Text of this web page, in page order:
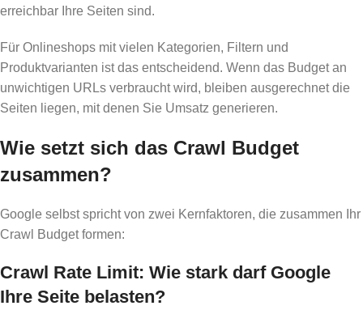
erreichbar Ihre Seiten sind.
Für Onlineshops mit vielen Kategorien, Filtern und
Produktvarianten ist das entscheidend. Wenn das Budget an
unwichtigen URLs verbraucht wird, bleiben ausgerechnet die
Seiten liegen, mit denen Sie Umsatz generieren.
Wie setzt sich das Crawl Budget
zusammen?
Google selbst spricht von zwei Kernfaktoren, die zusammen Ihr
Crawl Budget formen:
Crawl Rate Limit: Wie stark darf Google
Ihre Seite belasten?